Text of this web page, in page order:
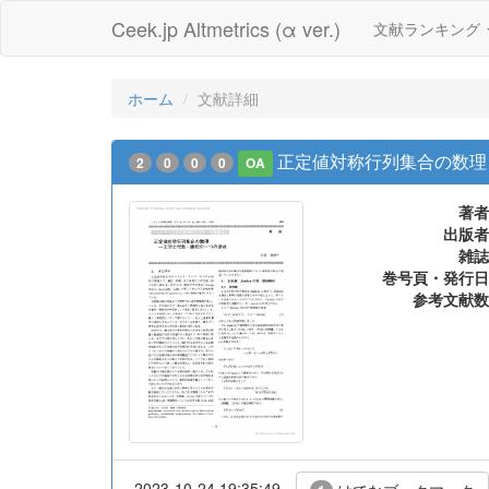
Ceek.jp Altmetrics (α ver.) 文献ランキング
ホーム 文献詳細
2 0 0 0 OA 正定値対称行列集合の数
著者
出版者
雑誌
巻号頁・発行日
参考文献数